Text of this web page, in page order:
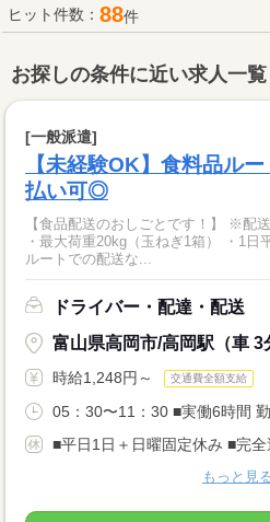
ヒット件数： 88件
お探しの条件に近い求人一覧
[一般派遣]
【未経験OK】食料品ル
払い可◎
【食品配送のおしごとです！】 ※配
・最大荷重20kg（玉ねぎ1箱） ・1日平均で
ルートでの配送な...
ドライバー・配達・配送
富山県高岡市/高岡駅（車 3
時給1,248円～ 交通費全額支給
05：30〜11：30 ■実働6時間
■平日1日＋日曜固定休み ■完
もっと見